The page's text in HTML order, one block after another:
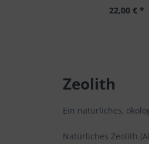
22,00 € *
Zeolith
Ein natürliches,
Natürliches Zeolith